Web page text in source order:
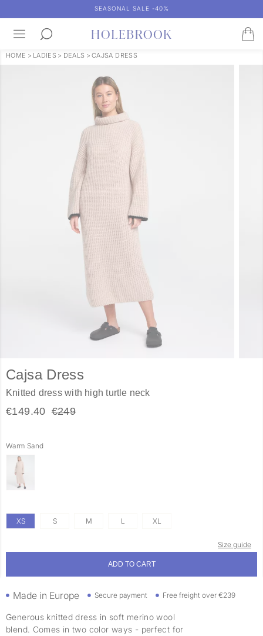
SEASONAL SALE -40%
HOME > LADIES > DEALS > CAJSA DRESS
Cajsa Dress
Knitted dress with high turtle neck
€149.40 €249
Warm Sand
XS S M L XL
Size guide
ADD TO CART
Made in Europe Secure payment Free freight over €239
Generous knitted dress in soft merino wool
blend. Comes in two color ways - perfect for